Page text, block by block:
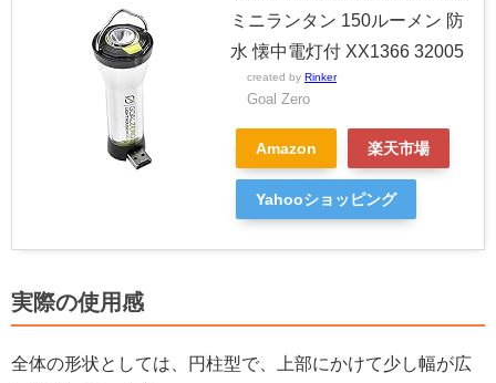
ミニランタン 150ルーメン 防
水 懐中電灯付 XX1366 32005
created by Rinker
Goal Zero
Amazon 楽天市場
Yahooショッピング
実際の使用感
全体の形状としては、円柱型で、上部にかけて少し幅が広